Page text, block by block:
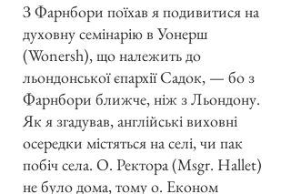
З Фарнбори поїхав я подивитися на
духовну семінарію в Уонерш
(Wonersh), що належить до
льондонської єпархії Садок, — бо з
Фарнбори ближче, ніж з Льондону.
Як я згадував, англійські виховні
осередки містяться на селі, чи пак
побіч села. О. Ректора (Msgr. Hallet)
не було дома, тому о. Економ